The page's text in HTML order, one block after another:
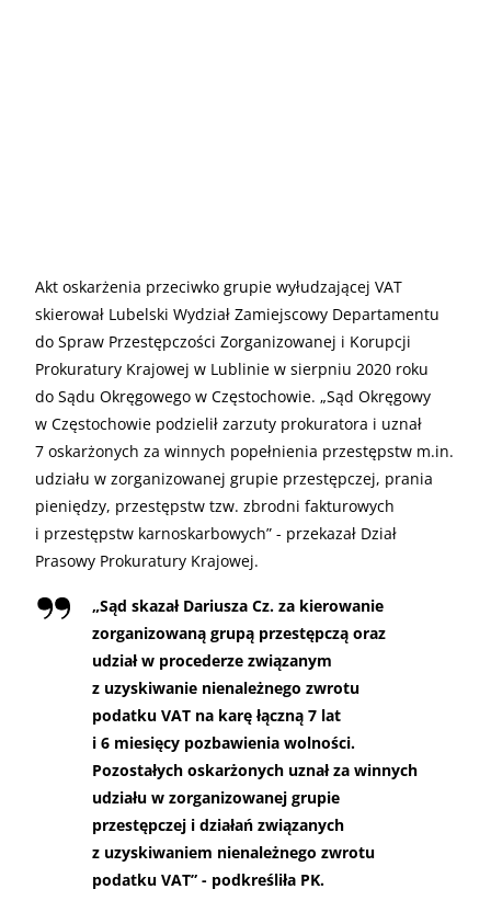
Akt oskarżenia przeciwko grupie wyłudzającej VAT
skierował Lubelski Wydział Zamiejscowy Departamentu
do Spraw Przestępczości Zorganizowanej i Korupcji
Prokuratury Krajowej w Lublinie w sierpniu 2020 roku
do Sądu Okręgowego w Częstochowie. „Sąd Okręgowy
w Częstochowie podzielił zarzuty prokuratora i uznał
7 oskarżonych za winnych popełnienia przestępstw m.in.
udziału w zorganizowanej grupie przestępczej, prania
pieniędzy, przestępstw tzw. zbrodni fakturowych
i przestępstw karnoskarbowych” - przekazał Dział
Prasowy Prokuratury Krajowej.
„Sąd skazał Dariusza Cz. za kierowanie
zorganizowaną grupą przestępczą oraz
udział w procederze związanym
z uzyskiwanie nienależnego zwrotu
podatku VAT na karę łączną 7 lat
i 6 miesięcy pozbawienia wolności.
Pozostałych oskarżonych uznał za winnych
udziału w zorganizowanej grupie
przestępczej i działań związanych
z uzyskiwaniem nienależnego zwrotu
podatku VAT” - podkreśliła PK.